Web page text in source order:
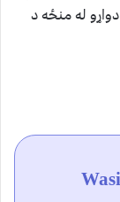
له منځه د